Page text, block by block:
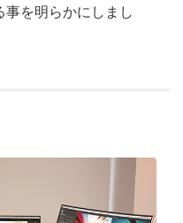
を明らかにしまし